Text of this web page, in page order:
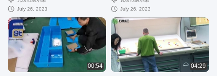
July 26, 2023
July 26, 2023
00:54 04:29